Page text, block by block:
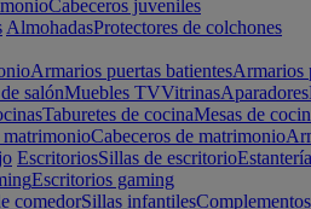
Cabeceros juveniles
AlmohadasProtectores de colchones
Armarios puertas batientesArmarios
salónMuebles TVVitrinasAparadores
Taburetes de cocinaMesas de
matrimonioCabeceros de matrimonio
EscritoriosSillas de escritorio
Escritorios gaming
comedorSillas infantiles